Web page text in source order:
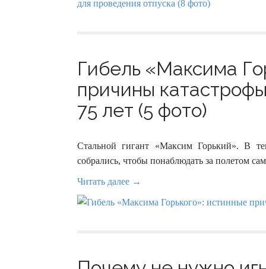
Гибель «Максима
причины
75 лет (5 фото)
Стальной гигант «Максим Горький». В
собрались, чтобы понаблюдать за полетом
Читать далее →